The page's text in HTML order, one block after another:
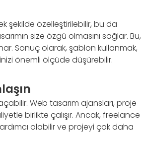
şekilde özelleştirilebilir, bu da
size özgü olmasını sağlar. Bu,
Sonuç olarak, şablon kullanmak,
önemli ölçüde düşürebilir.
Web tasarım ajansları, proje
birlikte çalışır. Ancak, freelance
olabilir ve projeyi çok daha